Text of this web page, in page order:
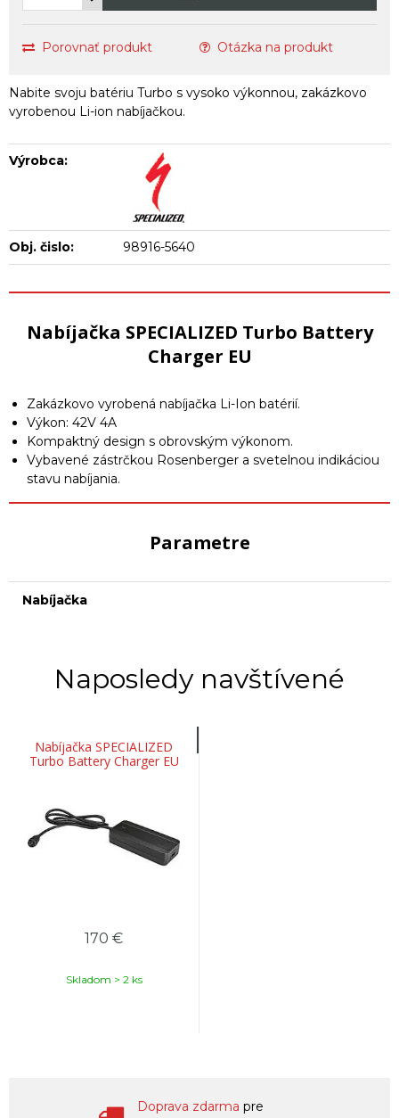
Porovnať produkt Otázka na produkt
Nabite svoju batériu Turbo s vysoko výkonnou, zakázkovo
vyrobenou Li-ion nabíjačkou.
Výrobca:
Obj. čislo: 98916-5640
Nabíjačka SPECIALIZED Turbo Battery
Charger EU
Zakázkovo vyrobená nabíjačka Li-Ion batérií.
Výkon: 42V 4A
Kompaktný design s obrovským výkonom.
Vybavené zástrčkou Rosenberger a svetelnou indikáciou
stavu nabíjania.
Parametre
Nabíjačka
Naposledy navštívené
Nabíjačka SPECIALIZED
Turbo Battery Charger EU
170 €
Skladom > 2 ks
Doprava zdarma pre